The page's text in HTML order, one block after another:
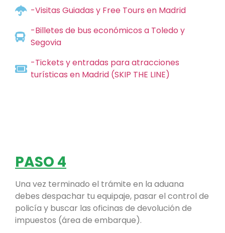
-Visitas Guiadas y Free Tours en Madrid
-Billetes de bus económicos a Toledo y
Segovia
-Tickets y entradas para atracciones
turísticas en Madrid (SKIP THE LINE)
PASO 4
Una vez terminado el trámite en la aduana
debes despachar tu equipaje, pasar el control de
policía y buscar las oficinas de devolución de
impuestos (área de embarque).